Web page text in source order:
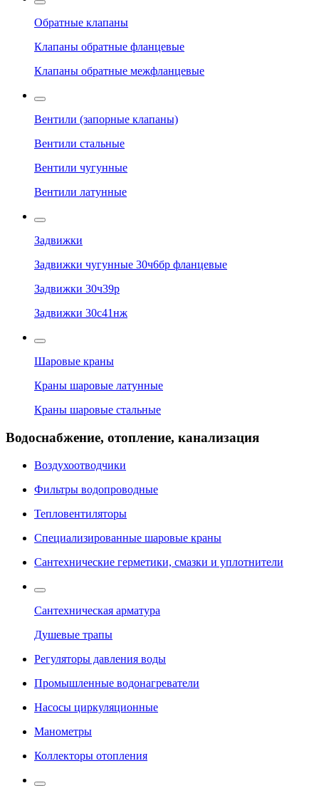
Обратные клапаны
Клапаны обратные фланцевые
Клапаны обратные межфланцевые
Вентили (запорные клапаны)
Вентили стальные
Вентили чугунные
Вентили латунные
Задвижки
Задвижки чугунные 30ч6бр фланцевые
Задвижки 30ч39р
Задвижки 30с41нж
Шаровые краны
Краны шаровые латунные
Краны шаровые стальные
Водоснабжение, отопление, канализация
Воздухоотводчики
Фильтры водопроводные
Тепловентиляторы
Специализированные шаровые краны
Сантехнические герметики, смазки и уплотнители
Сантехническая арматура
Душевые трапы
Регуляторы давления воды
Промышленные водонагреватели
Насосы циркуляционные
Манометры
Коллекторы отопления